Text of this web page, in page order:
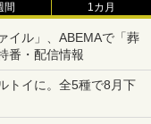
間 1カ月
イル」、ABEMAで「葬
番・配信情報
トイに。全5種で8月下